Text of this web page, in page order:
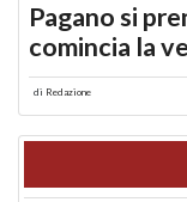
Pagano si
comincia la
di Redazione